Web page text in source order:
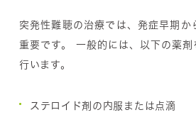
突発性難聴の治療では、発症早期か
重要です。 一般的には、以下の薬剤
行います。
ステロイド剤の内服または点滴